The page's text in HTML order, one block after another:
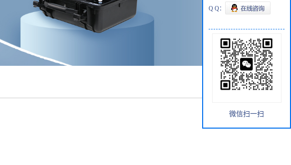
Q Q：
微信扫一扫